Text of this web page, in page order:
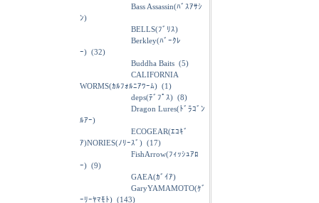
Bass Assassin(ﾊﾞｽｱｻｼ
ﾝ)
BELLS(ﾌﾞﾘｽ)
Berkley(ﾊﾞｰｸﾚ
ｰ) (32)
Buddha Baits (5)
CALIFORNIA
WORMS(ｶﾙﾌｫﾙﾆｱﾜｰﾑ) (1)
deps(ﾃﾞﾌﾟｽ) (8)
Dragon Lures(ﾄﾞﾗｺﾞﾝ
ﾙｱｰ)
ECOGEAR(ｴｺｷﾞ
ｱ)NORIES(ﾉﾘｰｽﾞ) (17)
FishArrow(ﾌｨｯｼｭｱﾛ
ｰ) (9)
GAEA(ｶﾞｲｱ)
GaryYAMAMOTO(ｹﾞ
ｰﾘｰﾔﾏﾓﾄ) (143)